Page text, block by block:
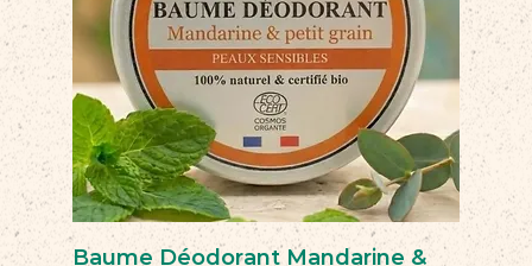
Baume Déodorant Mandarine &